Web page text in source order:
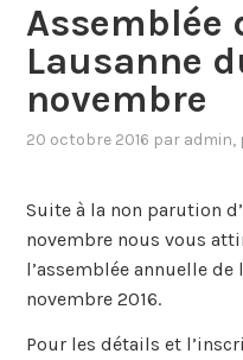
Assemblée
Lausanne
novembre
20 octobre 2016 par admin,
Suite à la non parution
novembre nous vous
l’assemblée annuelle
novembre 2016.
Pour les détails et